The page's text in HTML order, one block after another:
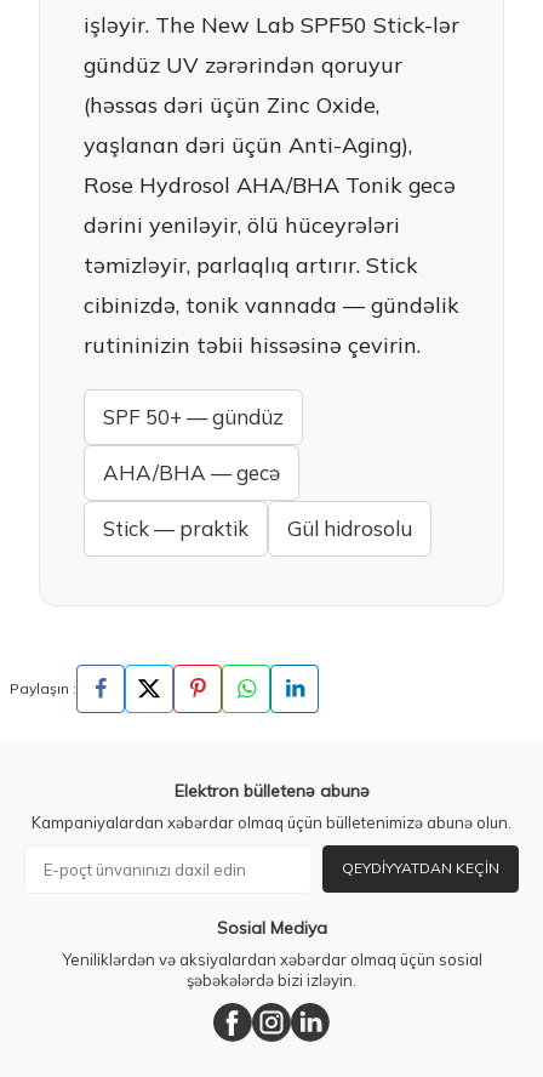
işləyir. The New Lab SPF50 Stick-lər
gündüz UV zərərindən qoruyur
(həssas dəri üçün Zinc Oxide,
yaşlanan dəri üçün Anti-Aging),
Rose Hydrosol AHA/BHA Tonik gecə
dərini yeniləyir, ölü hüceyrələri
təmizləyir, parlaqlıq artırır. Stick
cibinizdə, tonik vannada — gündəlik
rutininizin təbii hissəsinə çevirin.
SPF 50+ — gündüz
AHA/BHA — gecə
Stick — praktik Gül hidrosolu
Paylaşın :
Elektron bülletenə abunə
Kampaniyalardan xəbərdar olmaq üçün bülletenimizə abunə olun.
QEYDIYYATDAN KEÇIN
Sosial Mediya
Yeniliklərdən və aksiyalardan xəbərdar olmaq üçün sosial
şəbəkələrdə bizi izləyin.